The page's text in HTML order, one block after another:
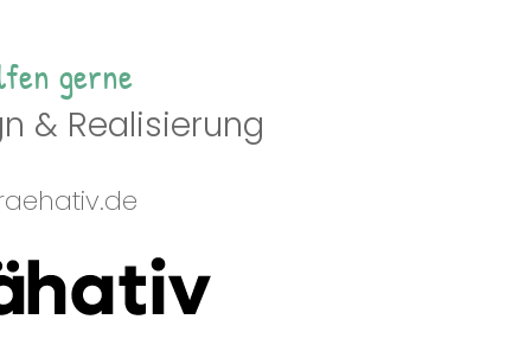
gerne
& Realisierung